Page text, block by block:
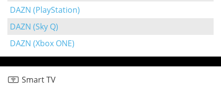
DAZN (PlayStation)
DAZN (Sky Q)
DAZN (Xbox ONE)
Smart TV